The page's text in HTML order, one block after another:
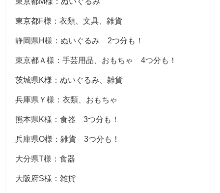
東京都F様：衣類、文具、雑貨
静岡県H様：ぬいぐるみ 2つ分も！
東京都Ａ様：手芸用品、おもちゃ 4つ分も！
茨城県K様：ぬいぐるみ、雑貨
兵庫県Ｙ様：衣類、おもちゃ
熊本県K様：食器 3つ分も！
兵庫県O様：雑貨 3つ分も！
大分県T様：食器
大阪府S様：雑貨